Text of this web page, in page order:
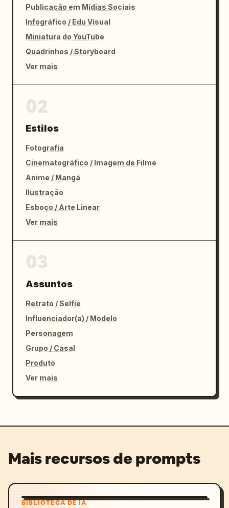
Publicação em Mídias Sociais
Infográfico / Edu Visual
Miniatura do YouTube
Quadrinhos / Storyboard
Ver mais
Estilos
Fotografia
Cinematográfico / Imagem de Filme
Anime / Mangá
Ilustração
Esboço / Arte Linear
Ver mais
Assuntos
Retrato / Selfie
Influenciador(a) / Modelo
Personagem
Grupo / Casal
Produto
Ver mais
Mais recursos de prompts
BIBLIOTECA DE IA